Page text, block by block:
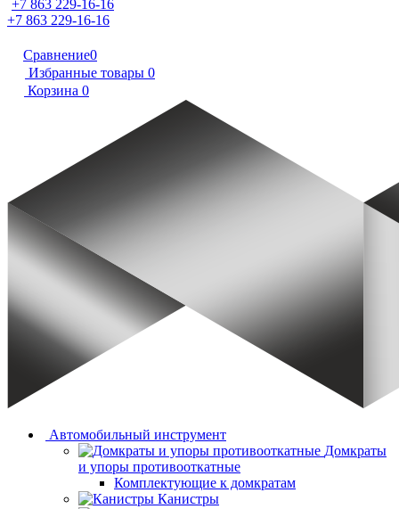
+7 863 229-16-16
+7 863 229-16-16
Сравнение0
Избранные товары 0
Корзина 0
Автомобильный инструмент
Домкраты
и упоры противооткатные
Комплектующие к домкратам
Канистры